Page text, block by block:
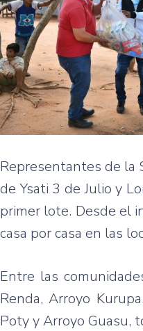
Representantes de la
de Ysati 3 de Julio y
primer lote. Desde el
casa por casa en las
Entre las
Renda, Arroyo
Poty y Arroyo Guasu,